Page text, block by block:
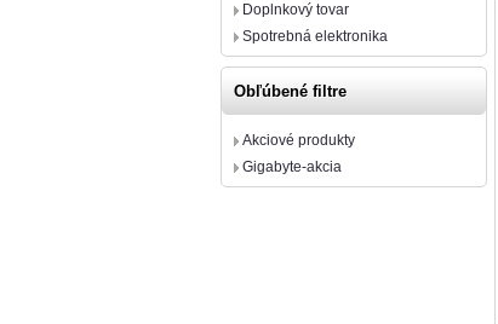
Doplnkový tovar
Spotrebná elektronika
Obľúbené filtre
Akciové produkty
Gigabyte-akcia